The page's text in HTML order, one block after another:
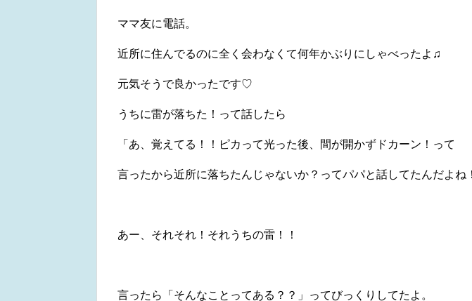
ママ友に電話。
近所に住んでるのに全く会わなくて何年かぶりにしゃべったよ♫
元気そうで良かったです♡
うちに雷が落ちた！って話したら
「あ、覚えてる！！ピカって光った後、間が開かずドカーン！って
言ったから近所に落ちたんじゃないか？ってパパと話してたんだよね
あー、それそれ！それうちの雷！！
言ったら「そんなことってある？？」ってびっくりしてたよ。